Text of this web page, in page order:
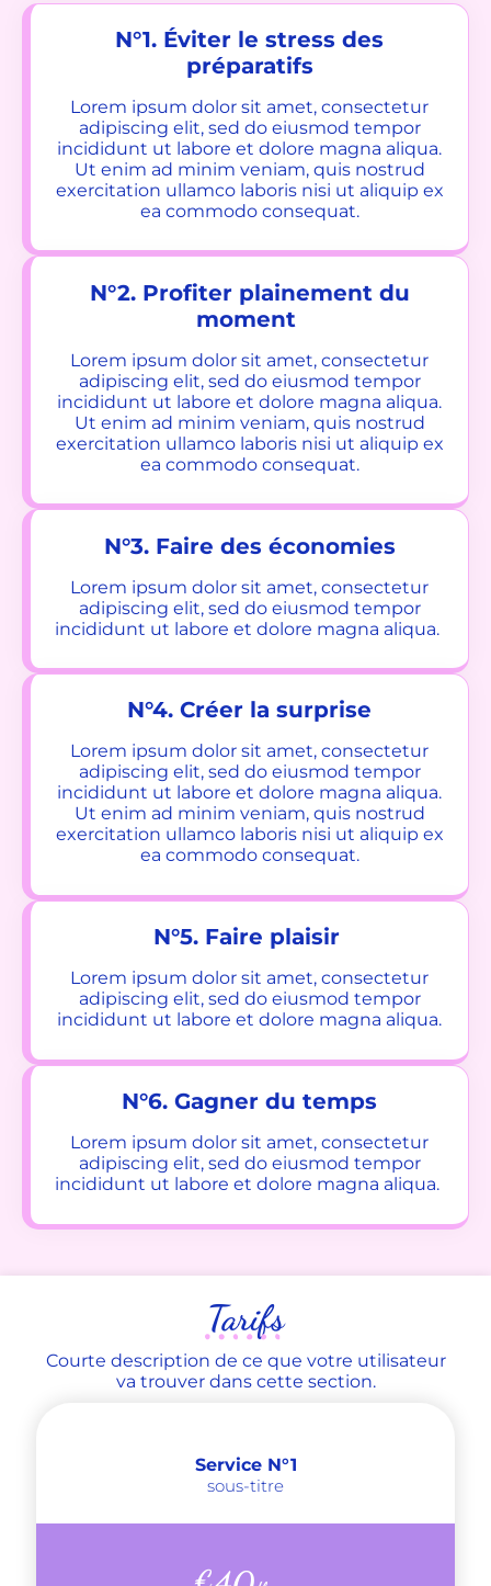
N°1. Éviter le stress des
préparatifs
Lorem ipsum dolor sit amet, consectetur
adipiscing elit, sed do eiusmod tempor
incididunt ut labore et dolore magna aliqua.
Ut enim ad minim veniam, quis nostrud
exercitation ullamco laboris nisi ut aliquip ex
ea commodo consequat.
N°2. Profiter plainement du
moment
Lorem ipsum dolor sit amet, consectetur
adipiscing elit, sed do eiusmod tempor
incididunt ut labore et dolore magna aliqua.
Ut enim ad minim veniam, quis nostrud
exercitation ullamco laboris nisi ut aliquip ex
ea commodo consequat.
N°3. Faire des économies
Lorem ipsum dolor sit amet, consectetur
adipiscing elit, sed do eiusmod tempor
incididunt ut labore et dolore magna aliqua.
N°4. Créer la surprise
Lorem ipsum dolor sit amet, consectetur
adipiscing elit, sed do eiusmod tempor
incididunt ut labore et dolore magna aliqua.
Ut enim ad minim veniam, quis nostrud
exercitation ullamco laboris nisi ut aliquip ex
ea commodo consequat.
N°5. Faire plaisir
Lorem ipsum dolor sit amet, consectetur
adipiscing elit, sed do eiusmod tempor
incididunt ut labore et dolore magna aliqua.
N°6. Gagner du temps
Lorem ipsum dolor sit amet, consectetur
adipiscing elit, sed do eiusmod tempor
incididunt ut labore et dolore magna aliqua.
Tarifs
Courte description de ce que votre utilisateur
va trouver dans cette section.
Service N°1
sous-titre